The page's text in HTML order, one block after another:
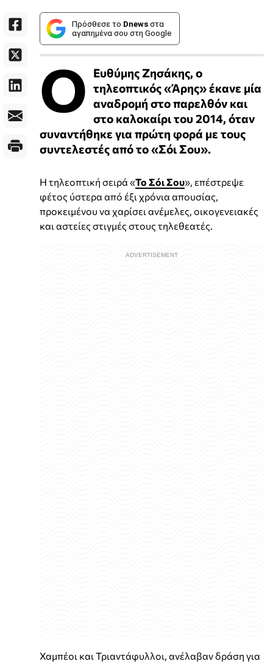
Πρόσθεσε το Dnews στα
αγαπημένα σου στη Google
Ο Ευθύμης Ζησάκης, ο
τηλεοπτικός «Άρης» έκανε μία
αναδρομή στο παρελθόν και
στο καλοκαίρι του 2014, όταν
συναντήθηκε για πρώτη φορά με τους
συντελεστές από το «Σόι Σου».
Η τηλεοπτική σειρά «Το Σόι Σου», επέστρεψε
φέτος ύστερα από έξι χρόνια απουσίας,
προκειμένου να χαρίσει ανέμελες, οικογενειακές
και αστείες στιγμές στους τηλεθεατές.
Χαμπέοι και Τριαντάφυλλοι, ανέλαβαν δράση για